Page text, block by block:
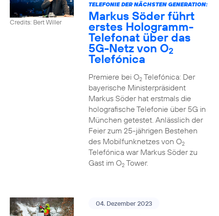
Credits: Bert Willer
TELEFONIE DER NÄCHSTEN GENERATION:
Markus Söder führt
erstes Hologramm-
Telefonat über das
5G-Netz von O2
Telefónica
Premiere bei O2Telefónica: Der
bayerische Ministerpräsident
Markus Söder hat erstmals die
holografische Telefonie über 5G in
München getestet. Anlässlich der
Feier zum 25-jährigen Bestehen
des Mobilfunknetzes von O2
Telefónica war Markus Söder zu
Gast im O2Tower.
04. Dezember 2023